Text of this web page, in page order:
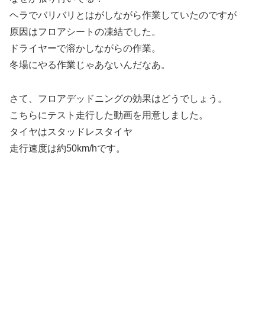
ヘラでバリバリとはがしながら作業していたのですが
原因はフロアシートの凍結でした。
ドライヤーで溶かしながらの作業。
冬場にやる作業じゃあないんだなあ。
さて、フロアデッドニングの効果はどうでしょう。
こちらにテスト走行した動画を用意しました。
タイヤはスタッドレスタイヤ
走行速度は約50km/hです。